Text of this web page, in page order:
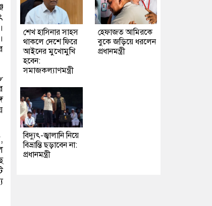
,
শেখ হাসিনার সাহস
থাকলে দেশে ফিরে
আইনের মুখোমুখি
হবেন:
সমাজকল্যাণমন্ত্রী
হেফাজত আমিরকে
বুকে জড়িয়ে ধরলেন
প্রধানমন্ত্রী
বিদ্যুৎ-জ্বালানি নিয়ে
বিভ্রান্তি ছড়াবেন না:
প্রধানমন্ত্রী